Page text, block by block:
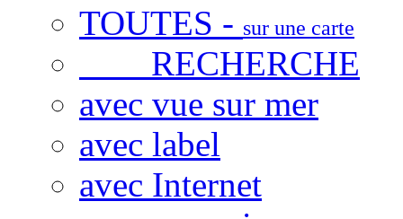
TOUTES - sur une carte
RECHERCHE
avec vue sur mer
avec label
avec Internet